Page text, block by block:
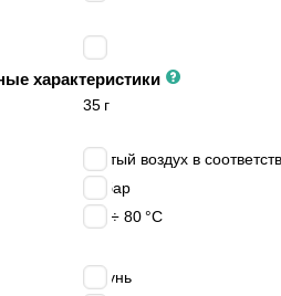
характеристики
35 г
сжатый воздух в
бар
-20 ÷ 80 °C
латунь